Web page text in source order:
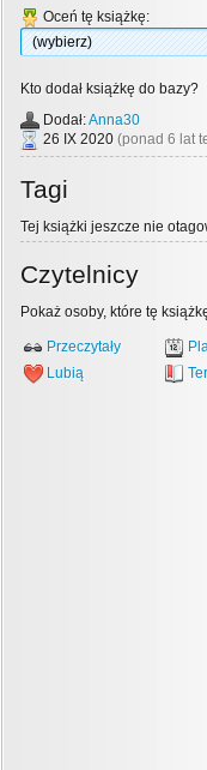
Oceń tę książkę:
Kto dodał książkę do bazy?
Dodał:Anna30
26 IX 2020 (ponad 6 lat
Tagi
Tej książki jeszcze nie
Czytelnicy
Pokaż osoby, które tę
Przeczytały
Lubią